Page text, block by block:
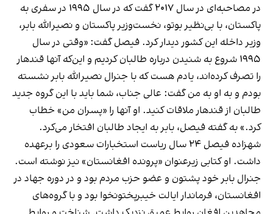
در مصاحبه‌ای در سال ۲۰۱۷ گفت که در سال ۱۹۹۵ در سفری به
پاکستان، با بی‌نظیر بوتو، نخست‌وزیر پاکستان و نصیرالله بابر،
وزیر داخله این کشور دیدار کرد. فیصل گفت: «وقتی در سال
۱۹۹۵ شروع به شنیدن درباره طالبان کردیم و این‌که آنها قندهار
را تصرف کرده‌اند، یادم هست که با جنرال نصیرالله بابر نشسته
بودم و به او به من گفت: عالی جناب، شما باید با این گروه جدید
طالبان از قندهار ملاقات کنید. او آنها را «پسران من» خطاب
کرد.» به گفته فیصل، بابر به ایجاد طالبان افتخار می‌کرد.
شهزاده فیصل ۲۴ سال ریاست استخبارات سعودی را برعهده
داشت. او کتابی زیرعنوان «پرونده افغانستان» نیز نوشته است.
جنرال بابر خود پشتون و عضو حزب مردم بود و در دوره جهاد در
افغانستان، فرماندار ایالت خیبرپختونخوا بود و با گروه‌های